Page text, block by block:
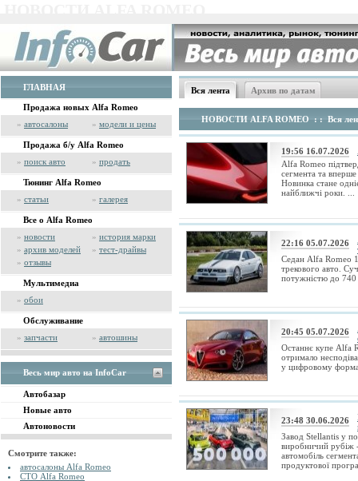
ГЛАВНАЯ
Продажа новых Alfa Romeo
» автосалоны » модели и цены
Продажа б/у Alfa Romeo
» поиск авто » продать
Тюнинг Alfa Romeo
» статьи » галерея
Все о Alfa Romeo
» новости » история марки
» архив моделей » тест-драйвы
» отзывы
Мультимедиа
» обои
Обслуживание
» запчасти » автошины
Весь мир авто на InfoCar
Автобазар
Новые авто
Автоновости
Смотрите также:
автосалоны Alfa Romeo
СТО Alfa Romeo
Вся лента Архив по датам
НОВОСТИ ALFA ROMEO : : Вся
19:56 16.07.2026
Alfa Romeo
сегмента та
Новинка стане
найближчі роки. ...
22:16 05.07.2026
Седан Alfa Romeo
трекового авто.
потужністю до 740
20:45 05.07.2026
Останнє купе Alfa
отримало
у цифровому
23:48 30.06.2026
Завод Stellantis у
виробничий рубіж
автомобіль
продуктової